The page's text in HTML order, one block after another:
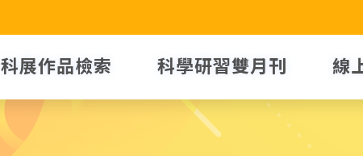
科展作品檢索 科學研習雙月刊 線